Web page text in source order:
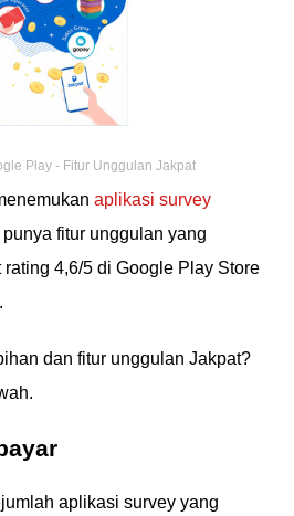
Play - Fitur Unggulan Jakpat
aplikasi survey
fitur unggulan yang
4,6/5 di Google Play Store
dan fitur unggulan Jakpat?
aplikasi survey yang